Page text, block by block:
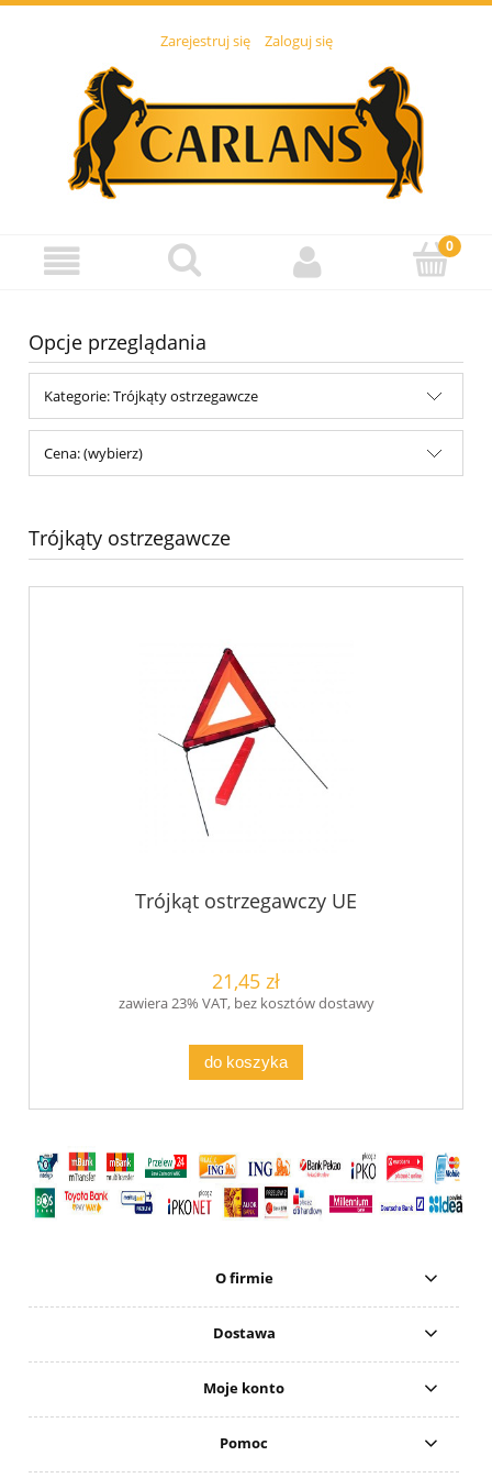
Zarejestruj się Zaloguj się
Opcje przeglądania
Kategorie: Trójkąty ostrzegawcze
Cena: (wybierz)
Trójkąty ostrzegawcze
Trójkąt ostrzegawczy UE
21,45 zł
zawiera 23% VAT, bez kosztów dostawy
do koszyka
O firmie
Dostawa
Moje konto
Pomoc